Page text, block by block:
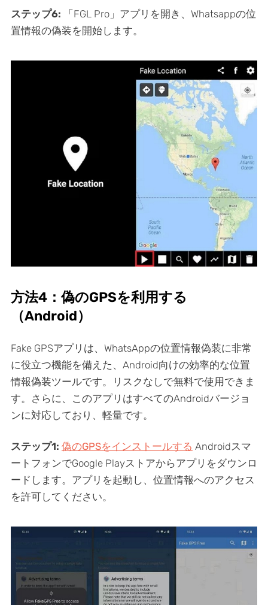
ステップ6:
「FGL Pro」アプリを開き、Whatsappの位
置情報の偽装を開始します。
方法4：偽のGPSを利用する
（Android）
Fake GPSアプリは、WhatsAppの位置情報偽装に非常
に役立つ機能を備えた、Android向けの効率的な位置
情報偽装ツールです。リスクなしで無料で使用できま
す。さらに、このアプリはすべてのAndroidバージョ
ンに対応しており、軽量です。
ステップ1: 偽のGPSをインストールする Androidスマ
ートフォンでGoogle Playストアからアプリをダウンロ
ードします。アプリを起動し、位置情報へのアクセス
を許可してください。